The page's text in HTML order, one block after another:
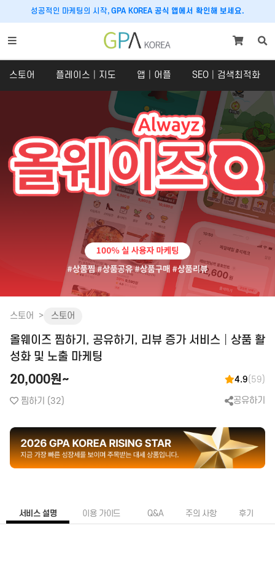
성공적인 마케팅의 시작, GPA KOREA 공식 앱에서 확인해 보세요.
스토어 플레이스│지도 앱│어플 SEO│검색최적화
스토어
스토어
SNS 체험단
쇼핑라이브│라이브커머스
크라우드펀딩
플레이스│지도
플레이스
구글맵│카카오맵
당근마켓
호텔│숙박│숙소
맛집마케팅
내비게이션
화장품│병원│성형
앱│어플
구글플레이│AOS
앱스토어│IOS
원스토어
클라우드서버
SEO│검색최적화
트래픽
파워링크
쇼핑검색광고
카카오 플랫폼
네이버 플랫폼
TV 채널
카페│커뮤니티
스토어 스토어
올웨이즈 찜하기, 공유하기, 리뷰 증가 서비스│상품 활
성화 및 노출 마케팅
20,000원~ 4.9(59)
찜하기 (32) 공유하기
서비스 설명 이용 가이드 Q&A 주의 사항 후기